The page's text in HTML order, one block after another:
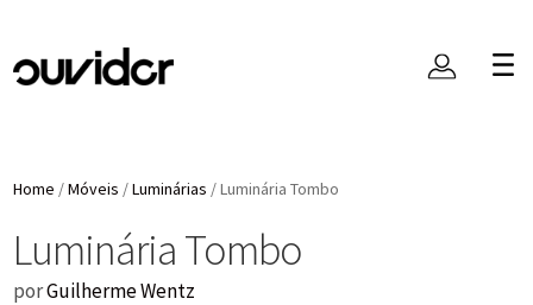
Home /Móveis /Luminárias /Luminária Tombo
Luminária Tombo
porGuilherme Wentz